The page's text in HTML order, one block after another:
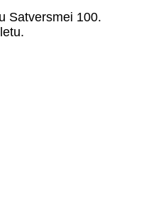
Satversmei 100.